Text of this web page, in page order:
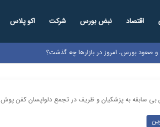
اقتصاد نبض بورس شرکت اکو پلاس
وارداتی در بورس اعلام شد
بی سابقه به پزشکیان و ظریف در تجمع دلواپسان کفن پوش